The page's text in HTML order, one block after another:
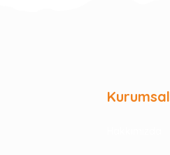
Kurumsal